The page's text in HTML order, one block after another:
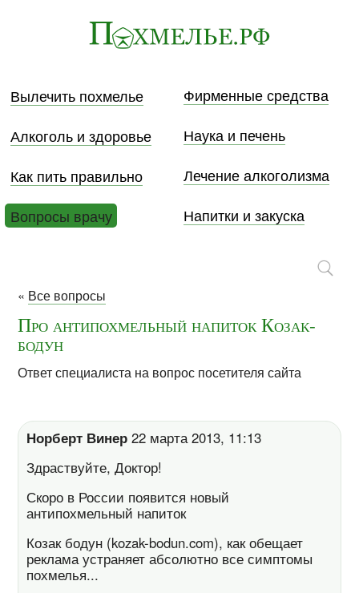
Вылечить похмелье
Фирменные средства
Алкоголь и здоровье
Наука и печень
Как пить правильно
Лечение алкоголизма
Вопросы врачу
Напитки и закуска
« Все вопросы
Про антипохмельный напиток Козак-
бодун
Ответ специалиста на вопрос посетителя сайта
Норберт Винер 22 марта 2013, 11:13
Здраствуйте, Доктор!
Скоро в России появится новый
антипохмельный напиток
Козак бодун (kozak-bodun.com), как обещает
реклама устраняет абсолютно все симптомы
похмелья...